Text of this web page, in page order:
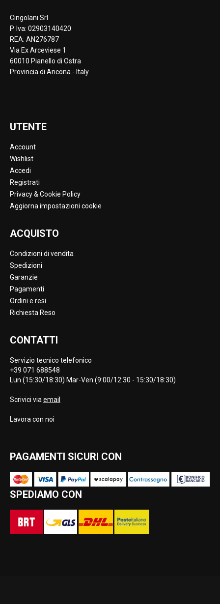
Cingolani Srl
P. Iva: 02903140420
REA: AN276787
Via Ex Arceviese 1
60010 Pianello di Ostra
Provincia di Ancona - Italy
UTENTE
Account
Wishlist
Accedi
Registrati
Privacy & Cookie Policy
Aggiorna impostazioni cookie
ACQUISTO
Condizioni di vendita
Spedizioni
Garanzie
Pagamenti
Ordini e resi
Richiesta Reso
CONTATTI
Servizio tecnico telefonico
+39 071 688548
Lun (15:30/18:30) Mar-Ven (9:00/12:30 - 15:30/18:30)
Scrivici via email
Lavora con noi
PAGAMENTI SICURI CON
SPEDIAMO CON